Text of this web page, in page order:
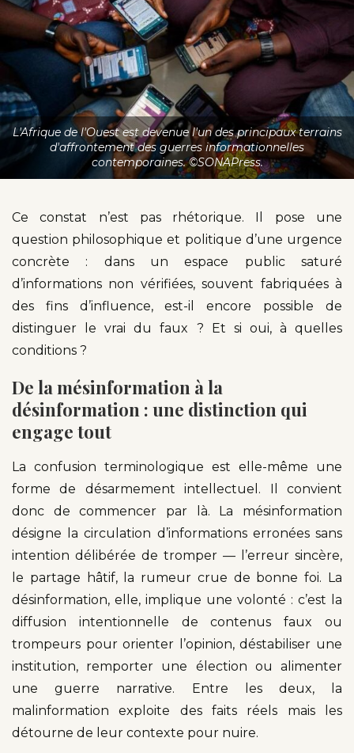
L'Afrique de l'Ouest est devenue l'un des principaux terrains
d'affrontement des guerres informationnelles
contemporaines. ©SONAPress.
Ce constat n’est pas rhétorique. Il pose une
question philosophique et politique d’une urgence
concrète : dans un espace public saturé
d’informations non vérifiées, souvent fabriquées à
des fins d’influence, est-il encore possible de
distinguer le vrai du faux ? Et si oui, à quelles
conditions ?
De la mésinformation à la
désinformation : une distinction qui
engage tout
La confusion terminologique est elle-même une
forme de désarmement intellectuel. Il convient
donc de commencer par là. La mésinformation
désigne la circulation d’informations erronées sans
intention délibérée de tromper — l’erreur sincère,
le partage hâtif, la rumeur crue de bonne foi. La
désinformation, elle, implique une volonté : c’est la
diffusion intentionnelle de contenus faux ou
trompeurs pour orienter l’opinion, déstabiliser une
institution, remporter une élection ou alimenter
une guerre narrative. Entre les deux, la
malinformation exploite des faits réels mais les
détourne de leur contexte pour nuire.